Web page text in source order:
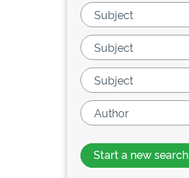
Start a new search